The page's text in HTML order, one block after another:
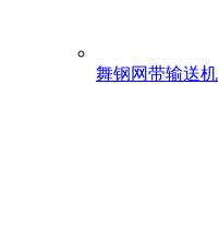
舞钢网带输送机